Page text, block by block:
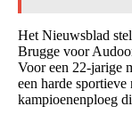
Het Nieuwsblad
Brugge voor
Voor een 22-jarige
een harde
kampioenenploeg